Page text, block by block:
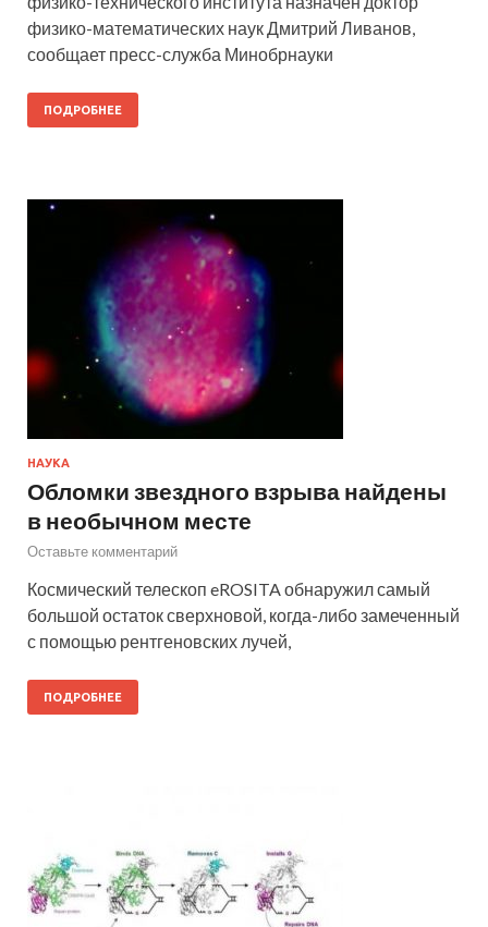
физико-математических наук Дмитрий Ливанов,
сообщает пресс-служба Минобрнауки
ПОДРОБНЕЕ
НАУКА
Обломки звездного взрыва найдены
в необычном месте
Оставьте комментарий
Космический телескоп eROSITA обнаружил самый
большой остаток сверхновой, когда-либо замеченный
с помощью рентгеновских лучей,
ПОДРОБНЕЕ